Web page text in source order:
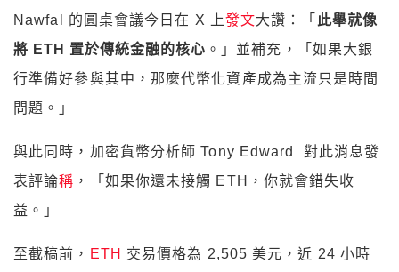
Nawfal 的圓桌會議今日在 X 上發文大讚：「 此舉就像
將 ETH 置於傳統金融的核心 。」並補充，「如果大銀
行準備好參與其中，那麼代幣化資產成為主流只是時間
問題。」
與此同時，加密貨幣分析師 Tony Edward 對此消息發
表評論稱 ，「如果你還未接觸 ETH，你就會錯失收
益。」
至截稿前， ETH 交易價格為 2,505 美元，近 24 小時